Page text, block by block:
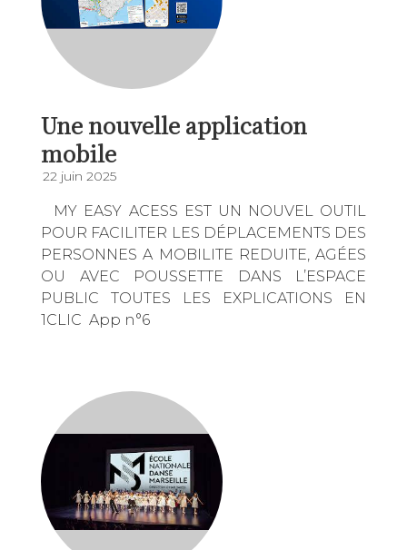
Une nouvelle application
mobile
22 juin 2025
MY EASY ACESS EST UN NOUVEL OUTIL
POUR FACILITER LES DÉPLACEMENTS DES
PERSONNES A MOBILITE REDUITE, AGÉES
OU AVEC POUSSETTE DANS L’ESPACE
PUBLIC TOUTES LES EXPLICATIONS EN
1CLIC App n°6